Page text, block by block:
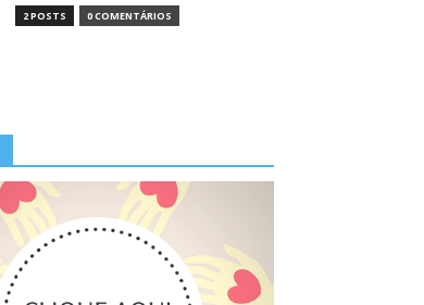
2 POSTS 0 COMENTÁRIOS